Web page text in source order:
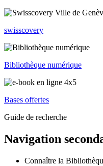
swisscovery
Bibliothèque numérique
Bases offertes
Guide de recherche
Navigation
Connaître la